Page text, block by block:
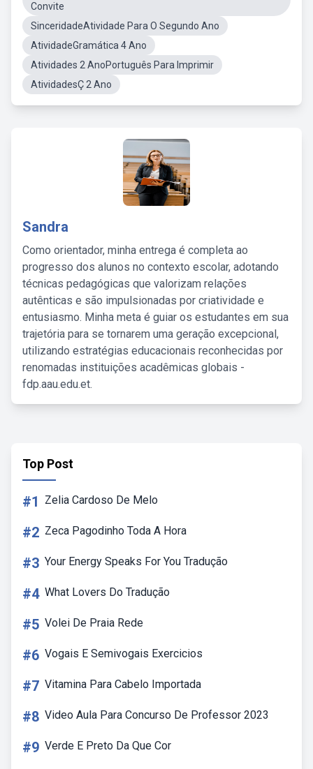
Convite
SinceridadeAtividade Para O Segundo Ano
AtividadeGramática 4 Ano
Atividades 2 AnoPortuguês Para Imprimir
AtividadesÇ 2 Ano
Sandra
Como orientador, minha entrega é completa ao
progresso dos alunos no contexto escolar, adotando
técnicas pedagógicas que valorizam relações
autênticas e são impulsionadas por criatividade e
entusiasmo. Minha meta é guiar os estudantes em sua
trajetória para se tornarem uma geração excepcional,
utilizando estratégias educacionais reconhecidas por
renomadas instituições acadêmicas globais -
fdp.aau.edu.et.
Top Post
#1 Zelia Cardoso De Melo
#2 Zeca Pagodinho Toda A Hora
#3 Your Energy Speaks For You Tradução
#4 What Lovers Do Tradução
#5 Volei De Praia Rede
#6 Vogais E Semivogais Exercicios
#7 Vitamina Para Cabelo Importada
#8 Video Aula Para Concurso De Professor 2023
#9 Verde E Preto Da Que Cor